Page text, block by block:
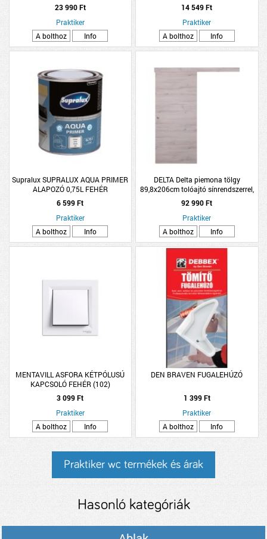
OLDÓSZERES
23 990 Ft
Praktiker
A bolthoz
Info
1,12M2/CSOMAG, SZÜRKE
14 549 Ft
Praktiker
A bolthoz
Info
Supralux SUPRALUX AQUA PRIMER
ALAPOZÓ 0,75L FEHÉR
6 599 Ft
Praktiker
A bolthoz
Info
DELTA Delta piemona tölgy
89,8x206cm tolóajtó sínrendszerrel,
síntakarással
92 990 Ft
Praktiker
A bolthoz
Info
MENTAVILL ASFORA KÉTPÓLUSÚ
KAPCSOLÓ FEHÉR (102)
PEPH0200121
3 099 Ft
Praktiker
A bolthoz
Info
DEN BRAVEN FUGALEHÚZÓ
1 399 Ft
Praktiker
A bolthoz
Info
Praktiker wc termékek és árak
Hasonló kategóriák